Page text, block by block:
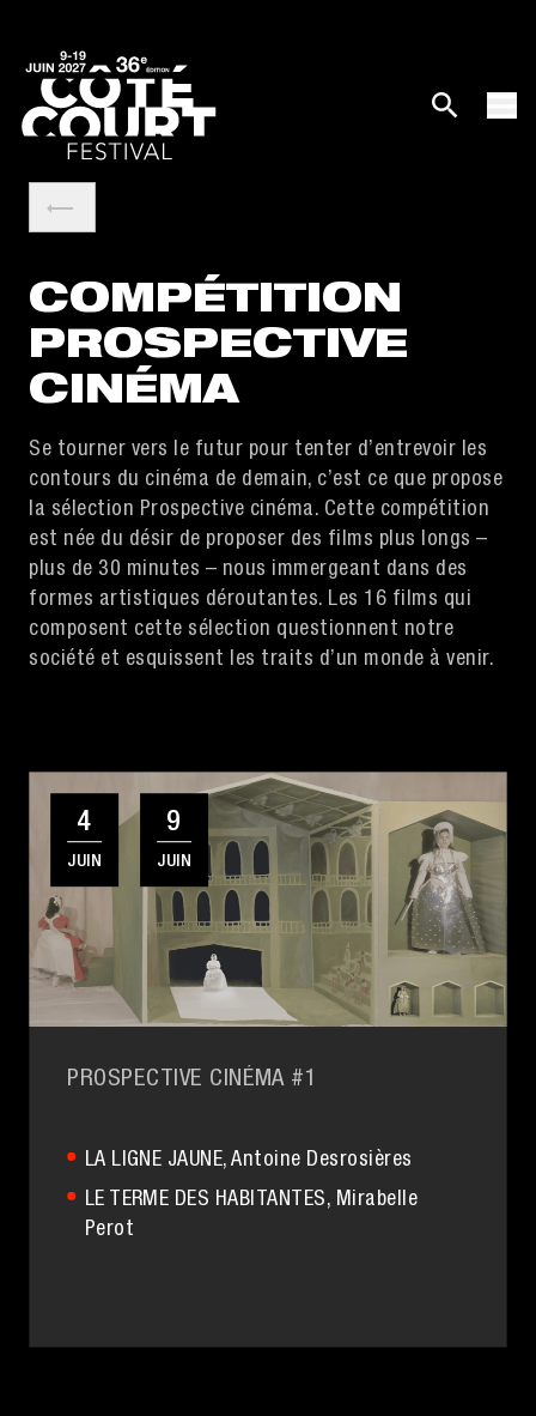
COMPÉTITION
PROSPECTIVE
CINÉMA
Se tourner vers le futur pour tenter d’entrevoir les
contours du cinéma de demain, c’est ce que propose
la sélection Prospective cinéma. Cette compétition
est née du désir de proposer des films plus longs –
plus de 30 minutes – nous immergeant dans des
formes artistiques déroutantes. Les 16 films qui
composent cette sélection questionnent notre
société et esquissent les traits d’un monde à venir.
4
JUIN
9
JUIN
PROSPECTIVE CINÉMA #1
LA LIGNE JAUNE, Antoine Desrosières
LE TERME DES HABITANTES, Mirabelle
Perot